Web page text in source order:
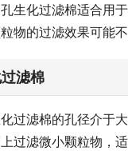
生化过滤棉适合用
物的过滤效果可能
滤棉
过滤棉的孔径介于
过滤微小颗粒物，